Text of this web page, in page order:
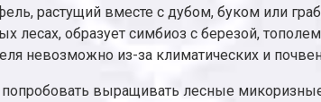
растущий вместе с дубом, буком или
образует симбиоз с березой,
невозможно из-за климатических и
выращивать лесные